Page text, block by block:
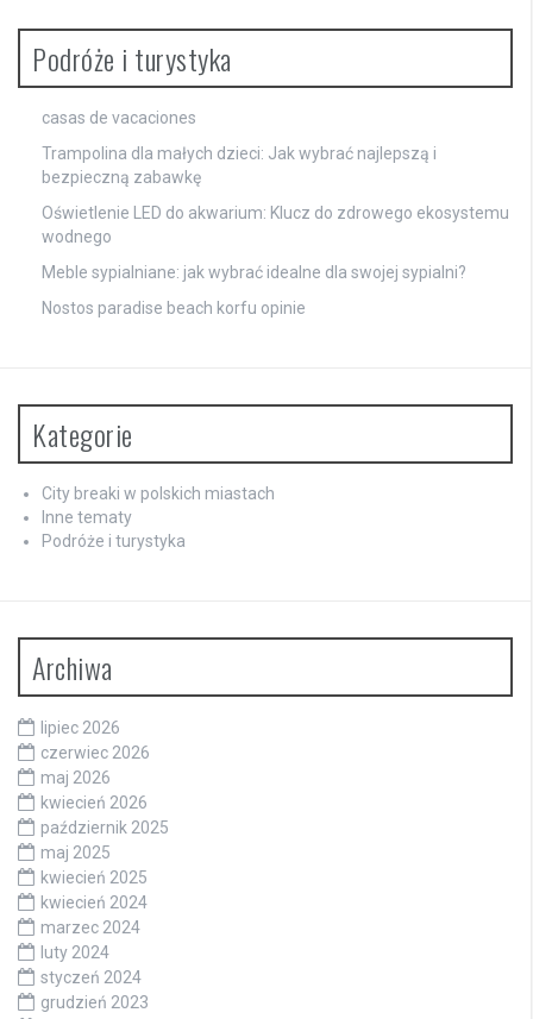
Podróże i turystyka
casas de vacaciones
Trampolina dla małych dzieci: Jak wybrać najlepszą i
bezpieczną zabawkę
Oświetlenie LED do akwarium: Klucz do zdrowego ekosystemu
wodnego
Meble sypialniane: jak wybrać idealne dla swojej sypialni?
Nostos paradise beach korfu opinie
Kategorie
City breaki w polskich miastach
Inne tematy
Podróże i turystyka
Archiwa
lipiec 2026
czerwiec 2026
maj 2026
kwiecień 2026
październik 2025
maj 2025
kwiecień 2025
kwiecień 2024
marzec 2024
luty 2024
styczeń 2024
grudzień 2023